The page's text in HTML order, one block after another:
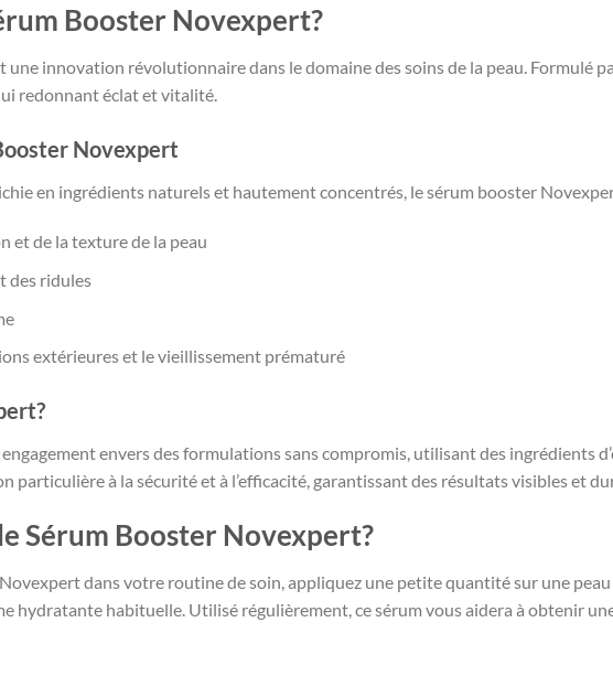
Booster Novexpert?
innovation révolutionnaire dans le domaine des soins de la peau. Formulé
redonnant éclat et vitalité.
Novexpert
en ingrédients naturels et hautement concentrés, le sérum booster
et de la texture de la peau
des ridules
extérieures et le vieillissement prématuré
envers des formulations sans compromis, utilisant des ingrédients
particulière à la sécurité et à l’efficacité, garantissant des résultats visibles et
Sérum Booster Novexpert?
dans votre routine de soin, appliquez une petite quantité sur une
hydratante habituelle. Utilisé régulièrement, ce sérum vous aidera à obtenir